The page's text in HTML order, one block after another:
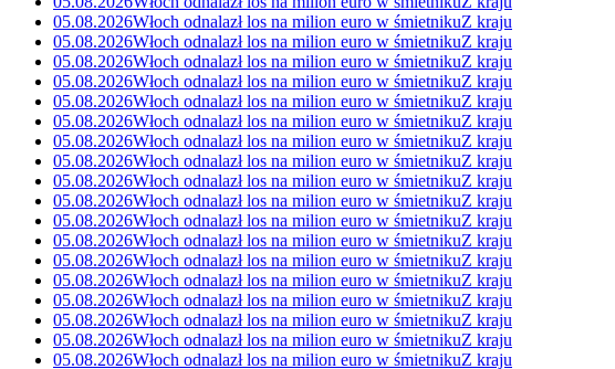
05.08.2026Włoch odnalazł los na milion euro w śmietnikuZ kraju
05.08.2026Włoch odnalazł los na milion euro w śmietnikuZ kraju
05.08.2026Włoch odnalazł los na milion euro w śmietnikuZ kraju
05.08.2026Włoch odnalazł los na milion euro w śmietnikuZ kraju
05.08.2026Włoch odnalazł los na milion euro w śmietnikuZ kraju
05.08.2026Włoch odnalazł los na milion euro w śmietnikuZ kraju
05.08.2026Włoch odnalazł los na milion euro w śmietnikuZ kraju
05.08.2026Włoch odnalazł los na milion euro w śmietnikuZ kraju
05.08.2026Włoch odnalazł los na milion euro w śmietnikuZ kraju
05.08.2026Włoch odnalazł los na milion euro w śmietnikuZ kraju
05.08.2026Włoch odnalazł los na milion euro w śmietnikuZ kraju
05.08.2026Włoch odnalazł los na milion euro w śmietnikuZ kraju
05.08.2026Włoch odnalazł los na milion euro w śmietnikuZ kraju
05.08.2026Włoch odnalazł los na milion euro w śmietnikuZ kraju
05.08.2026Włoch odnalazł los na milion euro w śmietnikuZ kraju
05.08.2026Włoch odnalazł los na milion euro w śmietnikuZ kraju
05.08.2026Włoch odnalazł los na milion euro w śmietnikuZ kraju
05.08.2026Włoch odnalazł los na milion euro w śmietnikuZ kraju